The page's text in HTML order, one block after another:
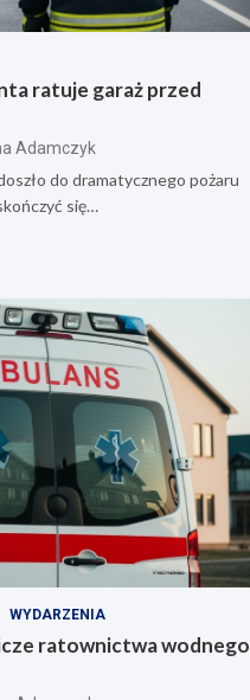
ratuje garaż przed
Adamczyk
do dramatycznego pożaru
się…
WYDARZENIA
ratownictwa wodnego